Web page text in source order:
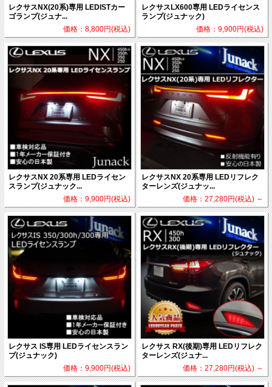
レクサスNX(20系)専用 LEDISTカー
ゴランプ(ジュナ...
価格：8,800円(税込)
レクサスLX600専用 LEDライセンス
ランプ(ジュナック)
価格：9,900円(税込)
レクサスNX 20系専用 LEDライセン
スランプ(ジュナック...
価格：9,900円(税込)
レクサスNX 20系専用 LEDリフレク
ターレンズ(ジュナッ...
価格：27,280円(税込) ～
レクサス IS専用 LEDライセンスラン
プ(ジュナック)
価格：9,900円(税込)
レクサス RX(後期)専用 LEDリフレク
ターレンズ(ジュナ...
価格：27,280円(税込) ～